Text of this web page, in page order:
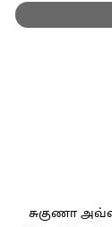
சுகுணா